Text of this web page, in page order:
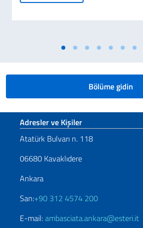
Bölüme gidin
Footer section
Adresler ve Kişiler
Atatürk Bulvarı n. 118
06680 Kavaklıdere
Ankara
San:+90 312 4574 200
E-mail:ambasciata.ankara@esteri.it